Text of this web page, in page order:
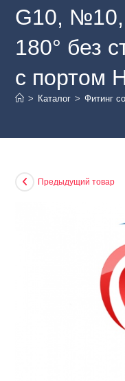
G10,
180° без
с портом
> Каталог > Фитинг
Предыдущий товар